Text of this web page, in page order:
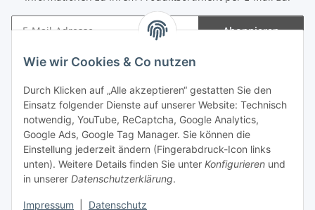
Wie wir Cookies & Co nutzen
Durch Klicken auf „Alle akzeptieren“ gestatten Sie den
Einsatz folgender Dienste auf unserer Website: Technisch
notwendig, YouTube, ReCaptcha, Google Analytics,
Google Ads, Google Tag Manager. Sie können die
Einstellung jederzeit ändern (Fingerabdruck-Icon links
unten). Weitere Details finden Sie unter Konfigurieren und
in unserer Datenschutzerklärung.
Impressum Datenschutz
Abonnieren
Gesetzliche Informationen
Spieletreffs in Jülich & Umgebung